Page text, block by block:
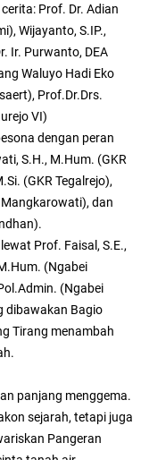
Prof. Dr. Adian
Wijayanto, S.IP.,
Ir. Purwanto, DEA
Waluyo Hadi Eko
Prof.Dr.Drs.
VI)
dengan peran
S.H., M.Hum. (GKR
(GKR Tegalrejo),
Mangkarowati), dan
Prof. Faisal, S.E.,
(Ngabei
(Ngabei
dibawakan Bagio
Tirang menambah
panjang menggema.
sejarah, tetapi juga
Pangeran